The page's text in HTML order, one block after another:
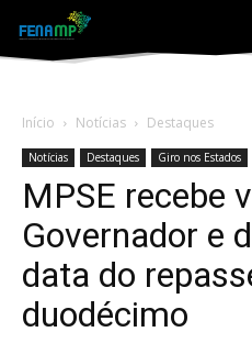
Início Notícias Destaques
Notícias Destaques Giro nos Estados
MPSE recebe
Governador e
data do
duodécimo